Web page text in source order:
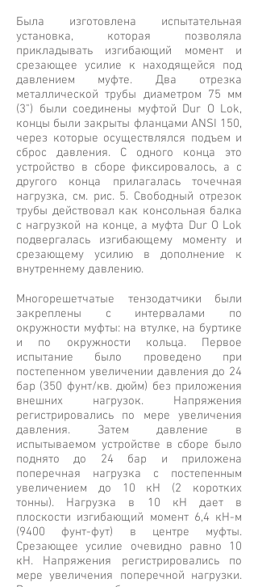
Была изготовлена испытательная
установка, которая позволяла
прикладывать изгибающий момент и
срезающее усилие к находящейся под
давлением муфте. Два отрезка
металлической трубы диаметром 75 мм
(3") были соединены муфтой Dur O Lok,
концы были закрыты фланцами ANSI 150,
через которые осуществлялся подъем и
сброс давления. С одного конца это
устройство в сборе фиксировалось, а с
другого конца прилагалась точечная
нагрузка, см. рис. 5. Свободный отрезок
трубы действовал как консольная балка
с нагрузкой на конце, а муфта Dur O Lok
подвергалась изгибающему моменту и
срезающему усилию в дополнение к
внутреннему давлению.
Многорешетчатые тензодатчики были
закреплены с интервалами по
окружности муфты: на втулке, на буртике
и по окружности кольца. Первое
испытание было проведено при
постепенном увеличении давления до 24
бар (350 фунт/кв. дюйм) без приложения
внешних нагрузок. Напряжения
регистрировались по мере увеличения
давления. Затем давление в
испытываемом устройстве в сборе было
поднято до 24 бар и приложена
поперечная нагрузка с постепенным
увеличением до 10 кН (2 коротких
тонны). Нагрузка в 10 кН дает в
плоскости изгибающий момент 6,4 кН-м
(9400 фунт-фут) в центре муфты.
Срезающее усилие очевидно равно 10
кН. Напряжения регистрировались по
мере увеличения поперечной нагрузки.